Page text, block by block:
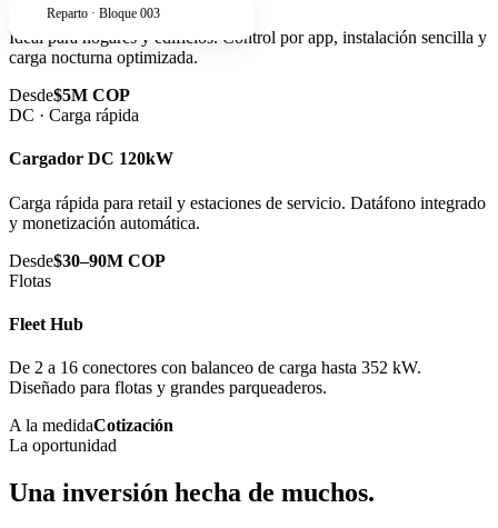
Reparto · Bloque 003
Ideal para hogares y edificios. Control por app, instalación sencilla y
carga nocturna optimizada.
Desde$5M COP
DC · Carga rápida
Cargador DC 120kW
Carga rápida para retail y estaciones de servicio. Datáfono integrado
y monetización automática.
Desde$30–90M COP
Flotas
Fleet Hub
De 2 a 16 conectores con balanceo de carga hasta 352 kW.
Diseñado para flotas y grandes parqueaderos.
A la medidaCotización
La oportunidad
Una inversión hecha de muchos.